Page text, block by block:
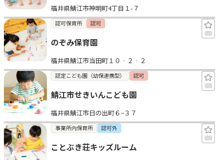
福井県鯖江市神明町4丁目１-７
認可保育所 認可
のぞみ保育園
福井県鯖江市当田町１０‐２‐２
認定こども園（幼保連携型） 認可
鯖江市せきいんこども園
福井県鯖江市日の出町６−３７
事業所内保育所 認可外
ことぶき荘キッズルーム